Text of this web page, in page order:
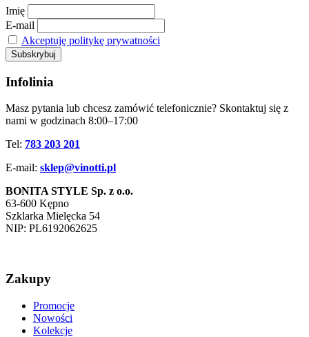
Imię
E-mail
Akceptuję politykę prywatności
Infolinia
Masz pytania lub chcesz zamówić telefonicznie? Skontaktuj się z
nami w godzinach 8:00–17:00
Tel: 783 203 201
E-mail: sklep@vinotti.pl
BONITA STYLE Sp. z o.o.
63-600 Kępno
Szklarka Mielęcka 54
NIP: PL6192062625
Zakupy
Promocje
Nowości
Kolekcje